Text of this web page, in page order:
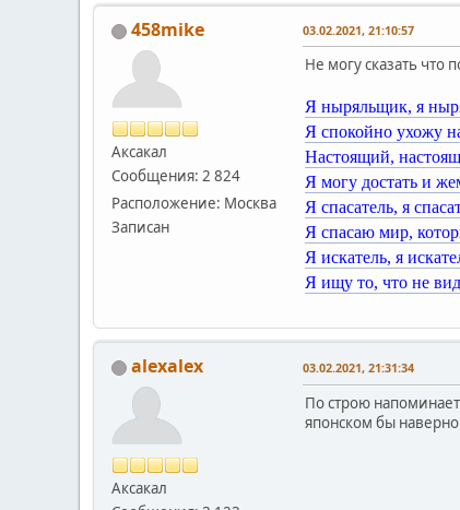
458mike
Аксакал
Сообщения: 2 824
Расположение: Москва
Записан
03.02.2021, 21:10:57
Не могу сказать что
Я ныряльщик, я
Я спокойно ухожу
Настоящий,
Я могу достать и
Я спасатель, я
Я спасаю мир,
Я искатель, я
Я ищу то, что не
alexalex
Аксакал
03.02.2021, 21:31:34
По строю
японском бы